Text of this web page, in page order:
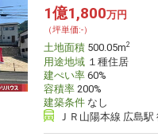
1億1,800万円
（坪単価:-）
土地面積500.05m2
用途地域１種住居
建ぺい率60%
容積率200%
建築条件なし
ＪＲ山陽本線 広島駅